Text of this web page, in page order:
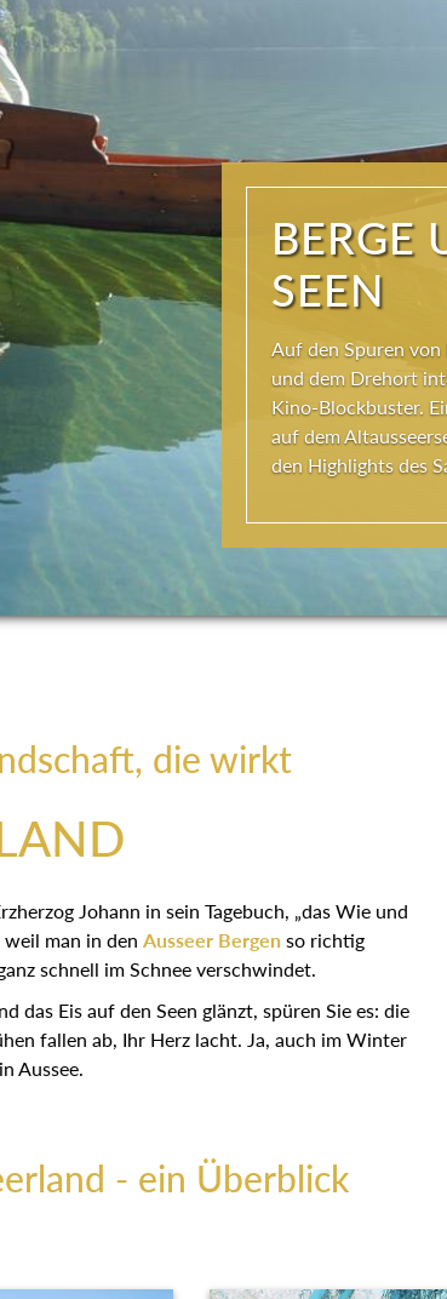
NATUR
Ausseerland neue
Inspiration. Das
kommt aus der
ewigen Gestalten –
Seen.
die wirkt
Johann in sein Tagebuch, „das Wie und
man in den Ausseer Bergen so richtig
schnell im Schnee verschwindet.
das Eis auf den Seen glänzt, spüren Sie es: die
fallen ab, Ihr Herz lacht. Ja, auch im Winter
Aussee.
- ein Überblick